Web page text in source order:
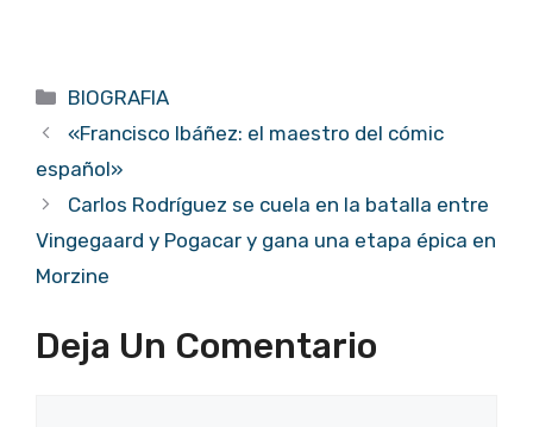
Categorías
BIOGRAFIA
«Francisco Ibáñez: el maestro del cómic
español»
Carlos Rodríguez se cuela en la batalla entre
Vingegaard y Pogacar y gana una etapa épica en
Morzine
Deja Un Comentario